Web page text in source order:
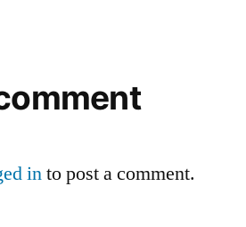
into post a comment.